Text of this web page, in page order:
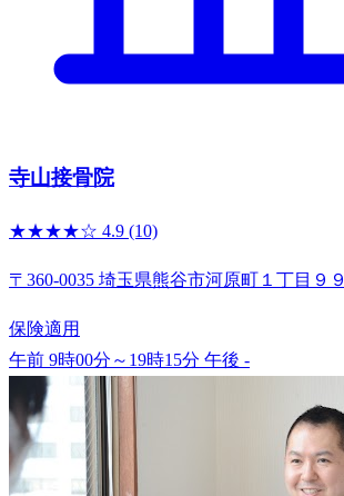
寺山接骨院
★★★★☆ 4.9 (10)
〒360-0035 埼玉県熊谷市河原町１丁目９９
保険適用
午前 9時00分～19時15分 午後 -